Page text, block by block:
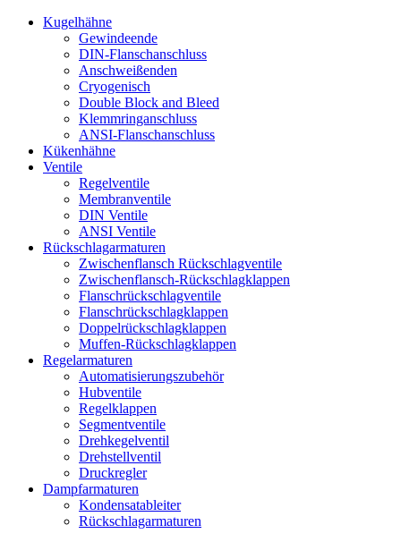
Kugelhähne
Gewindeende
DIN-Flanschanschluss
Anschweißenden
Cryogenisch
Double Block and Bleed
Klemmringanschluss
ANSI-Flanschanschluss
Kükenhähne
Ventile
Regelventile
Membranventile
DIN Ventile
ANSI Ventile
Rückschlag­armaturen
Zwischenflansch Rückschlagventile
Zwischenflansch-Rückschlagklappen
Flanschrückschlagventile
Flanschrückschlagklappen
Doppelrückschlagklappen
Muffen-Rückschlagklappen
Regelarmaturen
Automatisierungszubehör
Hubventile
Regelklappen
Segmentventile
Drehkegelventil
Drehstellventil
Druckregler
Dampfarmaturen
Kondensatableiter
Rückschlagarmaturen